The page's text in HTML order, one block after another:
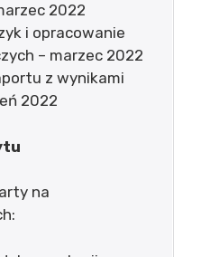
2022
i opracowanie
– marzec 2022
z wynikami
2022
na